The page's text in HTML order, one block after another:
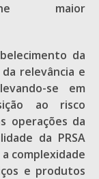
lhe maior
da
relevância e
se em
ao risco
operações da
da PRSA
complexidade
e produtos